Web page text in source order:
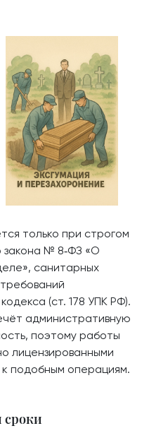
только при строгом
№ 8‑ФЗ «О
санитарных
(ст. 178 УПК РФ).
административную
поэтому работы
лицензированными
подобным операциям.
сроки